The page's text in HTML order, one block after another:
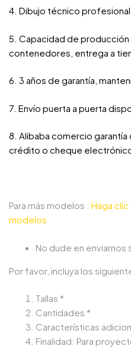
4. Dibujo técnico
5. Capacidad de producción
contenedores, entrega a
6. 3 años de garantía,
7. Envío puerta a puerta
8. Alibaba comercio
crédito o cheque
Para más modelos : Haga
modelos
No dude en enviarnos
Por favor, incluya los
Tallas *
Cantidades *
Características
Finalidad: Para